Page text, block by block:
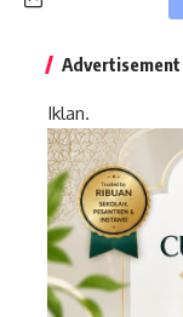
Advertisement
Iklan.